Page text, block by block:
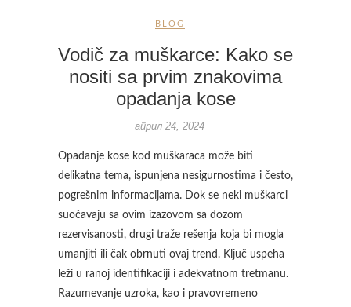
BLOG
Vodič za muškarce: Kako se
nositi sa prvim znakovima
opadanja kose
април 24, 2024
Opadanje kose kod muškaraca može biti
delikatna tema, ispunjena nesigurnostima i često,
pogrešnim informacijama. Dok se neki muškarci
suočavaju sa ovim izazovom sa dozom
rezervisanosti, drugi traže rešenja koja bi mogla
umanjiti ili čak obrnuti ovaj trend. Ključ uspeha
leži u ranoj identifikaciji i adekvatnom tretmanu.
Razumevanje uzroka, kao i pravovremeno